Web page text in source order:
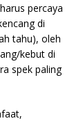
percaya
di
tahu), oleh
kebut di
spek paling